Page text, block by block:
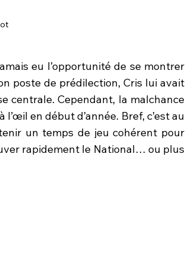
eu l’opportunité de se montrer
poste de prédilection, Cris lui avait
centrale. Cependant, la malchance
en début d’année. Bref, c’est au
un temps de jeu cohérent pour
rapidement le National… ou plus